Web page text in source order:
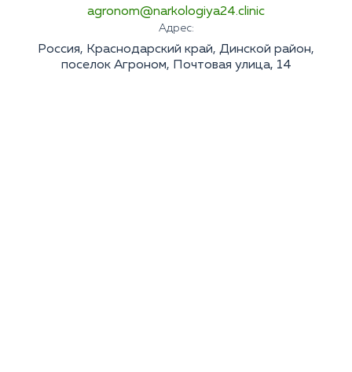
agronom@narkologiya24.clinic
Адрес:
Россия, Краснодарский край, Динской район,
поселок Агроном, Почтовая улица, 14